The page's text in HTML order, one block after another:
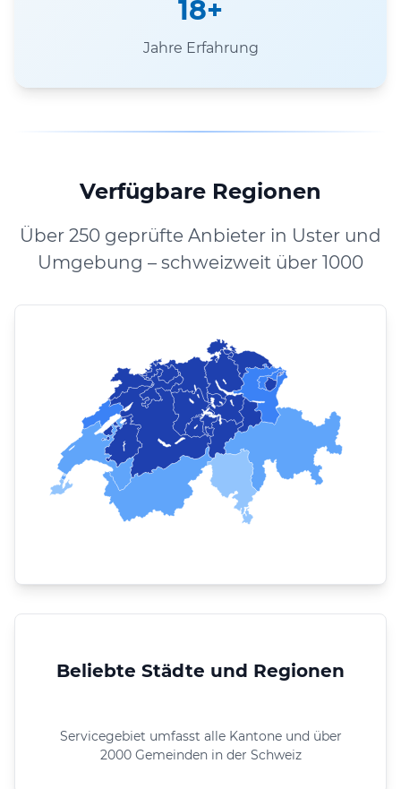
18+
Jahre Erfahrung
Verfügbare Regionen
Über 250 geprüfte Anbieter in Uster und
Umgebung – schweizweit über 1000
Beliebte Städte und Regionen
Servicegebiet umfasst alle Kantone und über
2000 Gemeinden in der Schweiz